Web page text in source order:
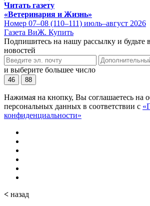
Читать газету
«Ветеринария и Жизнь»
Номер 07–08 (110–111) июль–август 2026
Газета ВиЖ. Купить
Подпишитесь на нашу рассылку и будьте
новостей
и выберите большее число
46 88
Нажимая на кнопку, Вы соглашаетесь на
персональных данных в соответствии с
конфиденциальности»
< назад